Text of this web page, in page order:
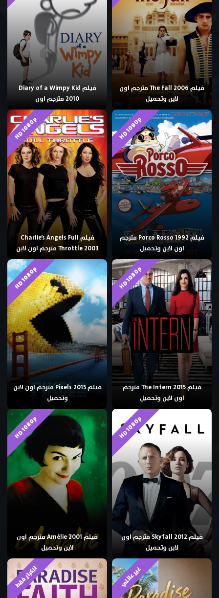
فيلم The Fall 2006 مترجم اون
لاين وتحميل
فيلم Diary of a Wimpy Kid
2010 مترجم اون
HD 1080p
فيلم Porco Rosso 1992 مترجم
اون لاين وتحميل
HD 1080p
فيلم Charlie’s Angels Full
Throttle 2003 مترجم اون لاين
HD 1080p
فيلم The Intern 2015 مترجم
اون لاين وتحميل
HD 1080p
فيلم Pixels 2015 مترجم اون لاين
وتحميل
HD 1080p
فيلم Skyfall 2012 مترجم اون
لاين وتحميل
HD 1080p
فيلم Amélie 2001 مترجم اون
لاين وتحميل
غير عائلي للكبار فقط